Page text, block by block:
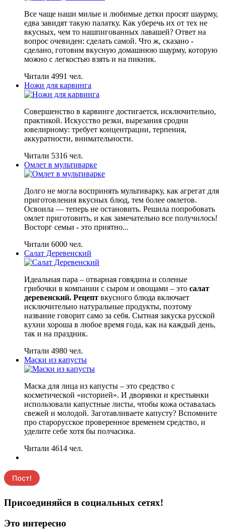
Все чаще наши милые и любимые детки просят шаурму,
едва завидят такую палатку. Как уберечь их от тех не
вкусных, чем то нашпигованных лавашей? Ответ на
вопрос очевиден: сделать самой. Что ж, сказано -
сделано, готовим вкусную домашнюю шаурму, которую
можно с легкостью взять и на пикник.
Читали 4991 чел.
Ножи для карвинга
Совершенство в карвинге достигается, исключительно,
практикой. Искусство резки, вырезания сродни
ювелирному: требует концентрации, терпения,
аккуратности, внимательности.
Читали 5316 чел.
Омлет в мультиварке
Долго не могла воспринять мультиварку, как агрегат для
приготовления вкусных блюд, тем более омлетов.
Освоила — теперь не остановить. Решила попробовать
омлет приготовить, и как замечательно все получилось!
Восторг семьи - это приятно...
Читали 6000 чел.
Салат Деревенский
Идеальная пара – отварная говядина и соленые
грибочки в компании с сыром и овощами – это салат
деревенский. Рецепт вкусного блюда включает
исключительно натуральные продукты, поэтому
название говорит само за себя. Сытная закуска русской
кухни хороша в любое время года, как на каждый день,
так и на праздник.
Читали 4980 чел.
Маски из капусты
Маска для лица из капусты – это средство с
косметической «историей». И дворянки и крестьянки
использовали капустные листы, чтобы кожа оставалась
свежей и молодой. Заготавливаете капусту? Вспомните
про старорусское проверенное временем средство, и
уделите себе хотя бы полчасика.
Читали 4614 чел.
Присоединяйся в социальных сетях!
Это интересно